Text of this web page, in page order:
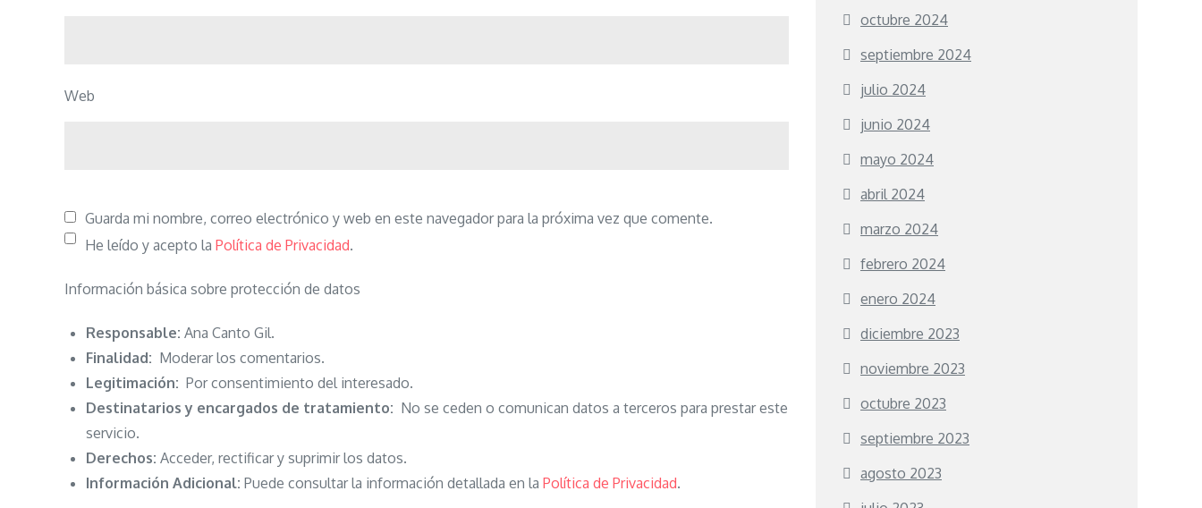
Web
Guarda mi nombre, correo electrónico y web en este navegador para la próxima vez que comente.
He leído y acepto la Política de Privacidad.
Información básica sobre protección de datos
Responsable: Ana Canto Gil.
Finalidad: Moderar los comentarios.
Legitimación: Por consentimiento del interesado.
Destinatarios y encargados de tratamiento: No se ceden o comunican datos a terceros para prestar este
servicio.
Derechos: Acceder, rectificar y suprimir los datos.
Información Adicional: Puede consultar la información detallada en la Política de Privacidad.
octubre 2024
septiembre 2024
julio 2024
junio 2024
mayo 2024
abril 2024
marzo 2024
febrero 2024
enero 2024
diciembre 2023
noviembre 2023
octubre 2023
septiembre 2023
agosto 2023